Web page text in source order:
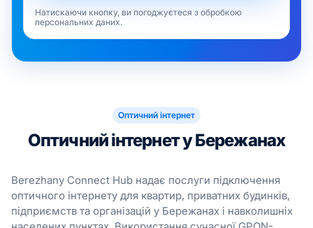
Натискаючи кнопку, ви погоджуєтеся з обробкою
персональних даних.
Оптичний інтернет
Оптичний інтернет у Бережанах
Berezhany Connect Hub надає послуги підключення
оптичного інтернету для квартир, приватних будинків,
підприємств та організацій у Бережанах і навколишніх